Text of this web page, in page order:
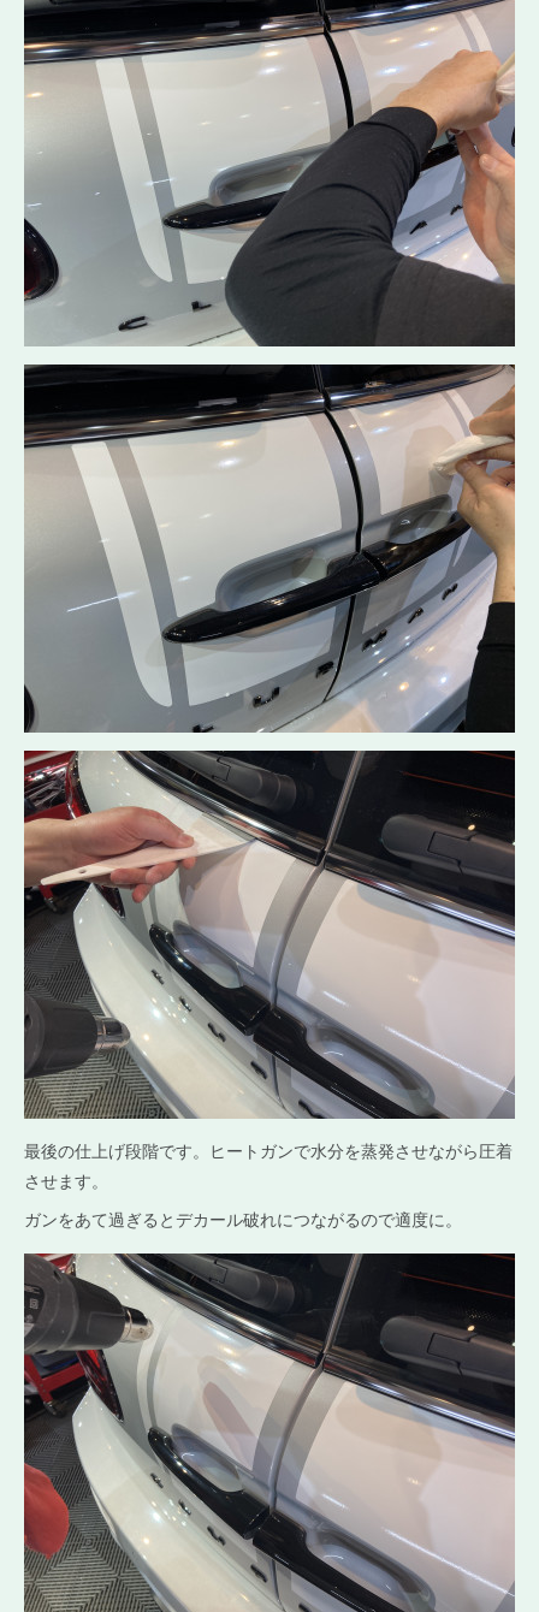
最後の仕上げ段階です。ヒートガンで水分を蒸発させながら圧着
させます。
ガンをあて過ぎるとデカール破れにつながるので適度に。